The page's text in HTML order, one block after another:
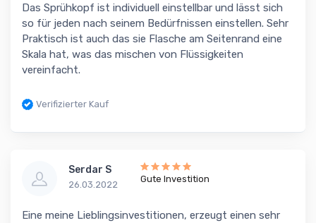
Das Sprühkopf ist individuell einstellbar und lässt sich
so für jeden nach seinem Bedürfnissen einstellen. Sehr
Praktisch ist auch das sie Flasche am Seitenrand eine
Skala hat, was das mischen von Flüssigkeiten
vereinfacht.
Verifizierter Kauf
Serdar S
26.03.2022
Gute Investition
Eine meine Lieblingsinvestitionen, erzeugt einen sehr